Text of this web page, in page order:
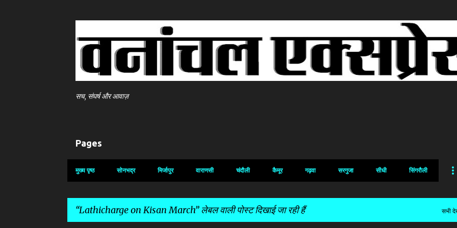
सच, संघर्ष और आवाज़
Pages
मुख्य पृष्ठ सोनभद्र मिर्जापुर वाराणसी चंदौली कैमूर गढ़वा सरगुजा सीधी सिंगरौली
Lathicharge on Kisan March लेबल वाली पोस्ट दिखाई जा रही हैं सभी